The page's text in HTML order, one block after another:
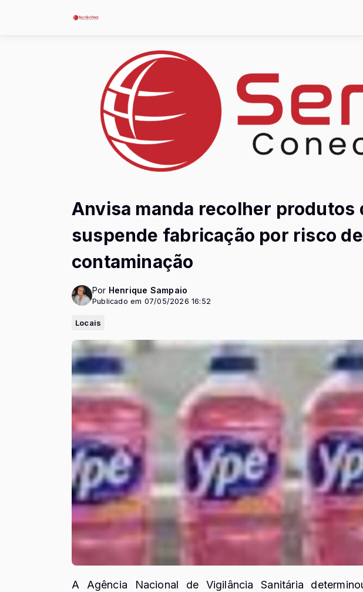
Anvisa manda recolher produtos
suspende fabricação por risco de
contaminação
Por Henrique Sampaio
Publicado em 07/05/2026 16:52
Locais
A Agência Nacional de Vigilância Sanitária